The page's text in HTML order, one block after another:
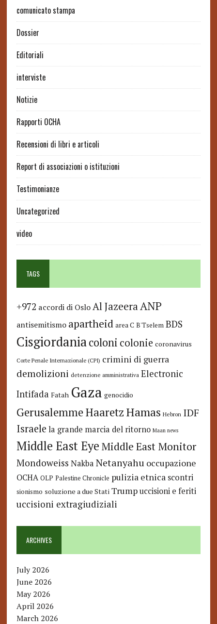
comunicato stampa
Dossier
Editoriali
interviste
Notizie
Rapporti OCHA
Recensioni di libri e articoli
Report di associazioni o istituzioni
Testimonianze
Uncategorized
video
TAGS
+972 accordi di Oslo Al JazeeraANP
antisemitismo apartheid area C B'Tselem BDS
Cisgiordaniacoloni colonie coronavirus
Corte Penale Internazionale (CPI) crimini di guerra
demolizioni detenzione amministrativa Electronic
Intifada Fatah Gaza genocidio
GerusalemmeHaaretzHamas Hebron IDF
Israele la grande marcia del ritorno Maan news
Middle East Eye Middle East Monitor
Mondoweiss Nakba Netanyahu occupazione
OCHA OLP Palestine Chronicle pulizia etnica scontri
sionismo soluzione a due Stati Trump uccisioni e feriti
uccisioni extragiudiziali
ARCHIVES
July 2026
June 2026
May 2026
April 2026
March 2026